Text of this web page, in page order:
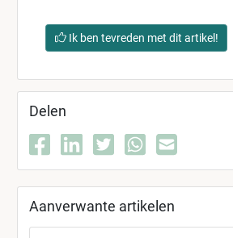
Ik ben tevreden met dit artikel!
Delen
Aanverwante artikelen